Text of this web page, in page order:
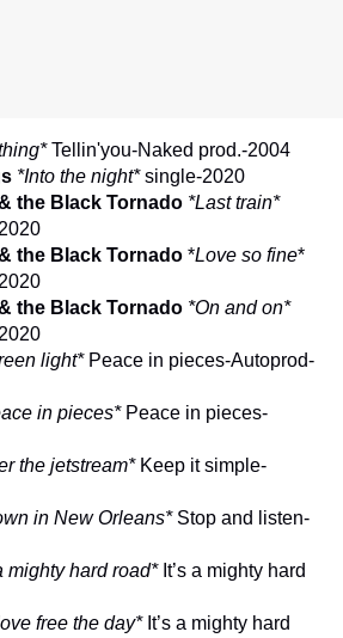
Tellin'you-Naked prod.-2004
*Into the night*single-2020
the Black Tornado *Last train*
the Black Tornado *Love so fine*
the Black Tornado *On and on*
light*Peace in pieces-Autoprod-
in pieces*Peace in pieces-
the jetstream*Keep it simple-
in New Orleans*Stop and listen-
mighty hard road*It’s a mighty hard
free the day*It’s a mighty hard